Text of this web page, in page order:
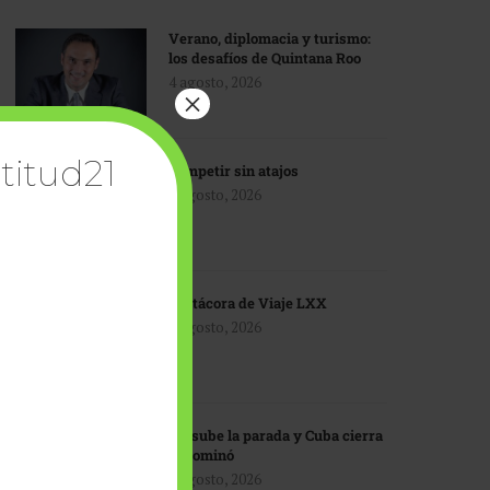
Verano, diplomacia y turismo:
los desafíos de Quintana Roo
4 agosto, 2026
Competir sin atajos
4 agosto, 2026
Bitácora de Viaje LXX
3 agosto, 2026
EU sube la parada y Cuba cierra
el dominó
3 agosto, 2026
×